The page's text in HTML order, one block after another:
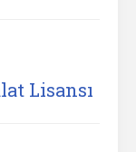
Lisansı